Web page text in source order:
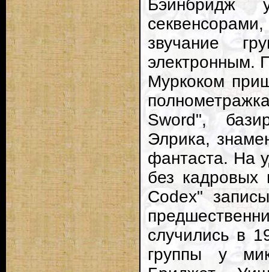
Бэйнбридж
звучание
электронным.
Муркоком
Sword",
Элрика,
фантаста. На
без кадровых
Codex"
случились в
группы у